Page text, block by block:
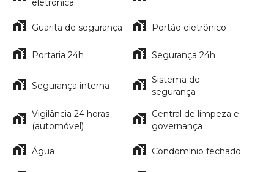
eletrônica
Guarita de segurança Portão eletrônico
Portaria 24h Segurança 24h
Segurança interna
Sistema de
segurança
Vigilância 24 horas
(automóvel)
Central de limpeza e
governança
Água Condomínio fechado